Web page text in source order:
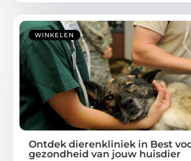
WINKELEN
Ontdek dierenkliniek in Best
gezondheid van jouw huisdier